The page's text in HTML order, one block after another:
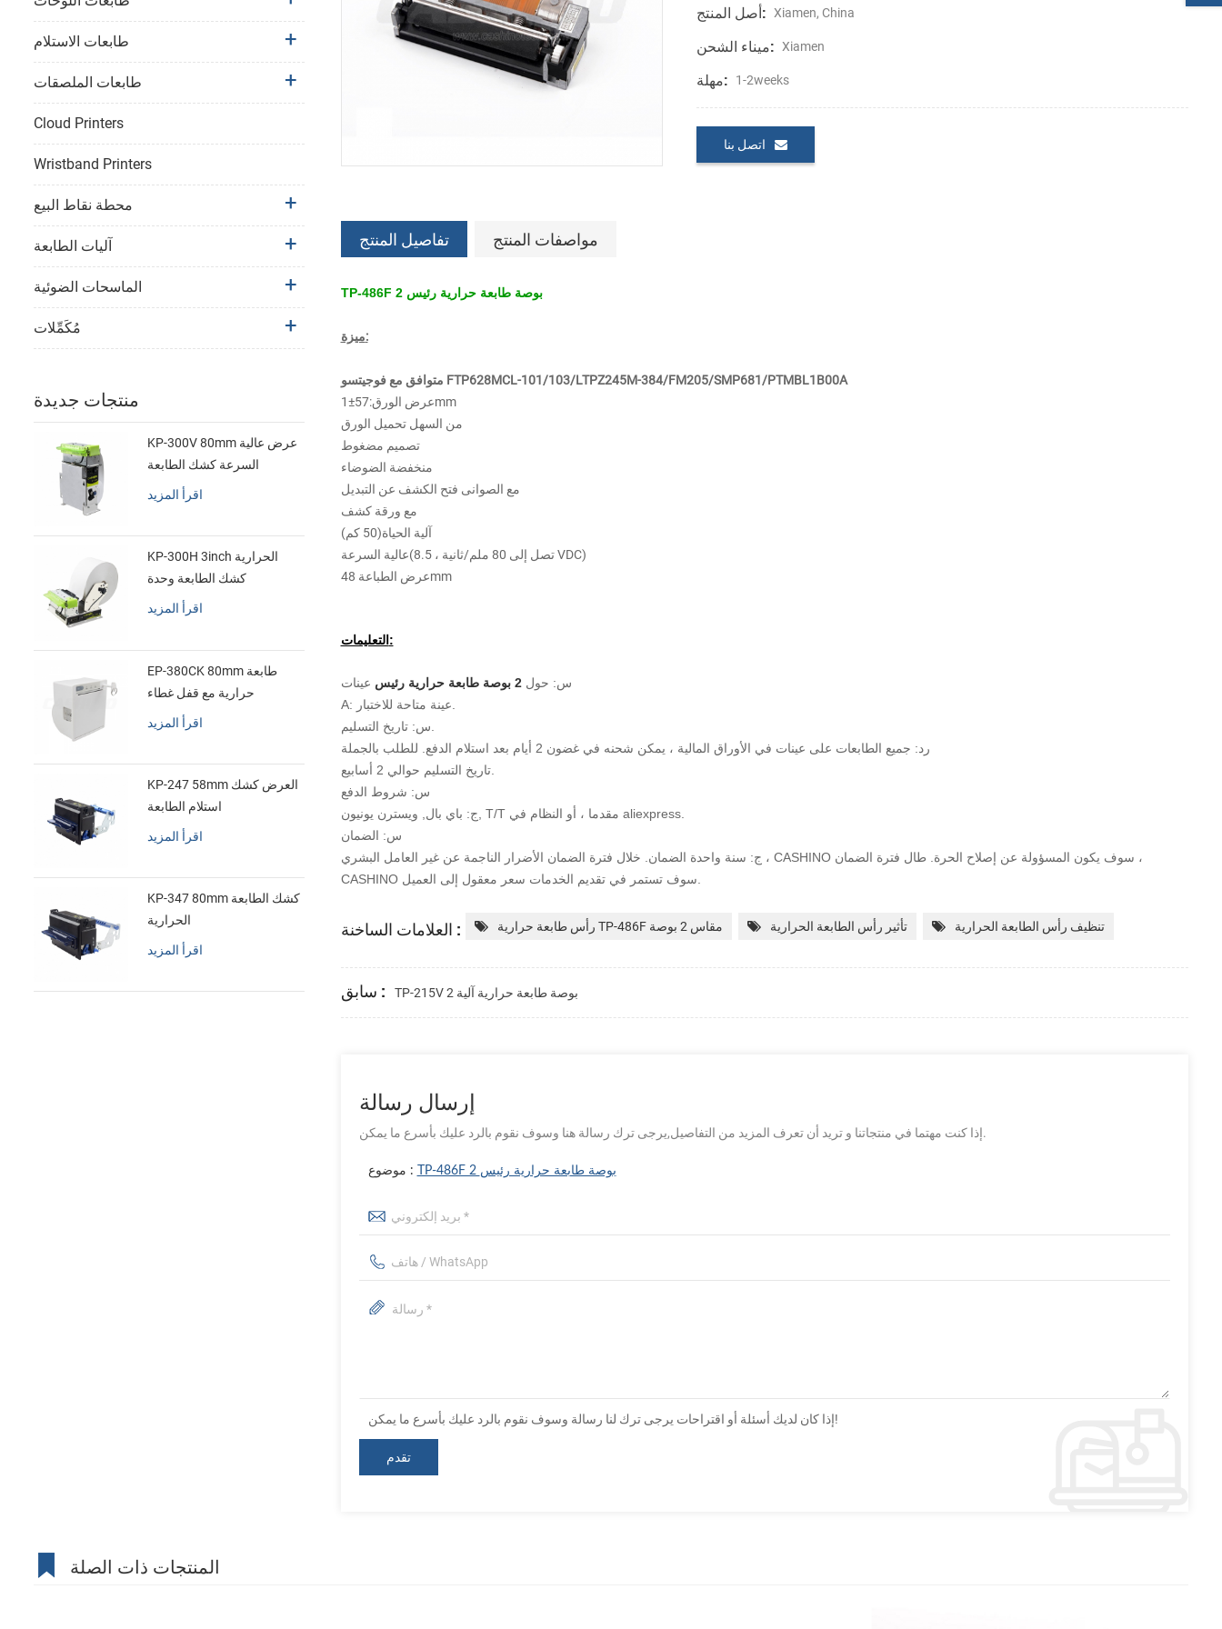
أصل المنتج: Xiamen, China
ميناء الشحن: Xiamen
مهلة: 1-2weeks
اتصل بنا
تفاصيل المنتج مواصفات المنتج
TP-486F 2 بوصة طابعة حرارية رئيس
ميزة:
متوافق مع فوجيتسو FTP628MCL-101/103/LTPZ245M-384/FM205/SMP681/PTMBL1B00A
عرض الورق:57±1mm
من السهل تحميل الورق
تصميم مضغوط
منخفضة الضوضاء
مع الصوانى فتح الكشف عن التبديل
مع ورقة كشف
آلية الحياة(50 كم)
عالية السرعة(تصل إلى 80 ملم/ثانية ، 8.5 VDC)
عرض الطباعة 48mm
التعليمات:
س: حول 2 بوصة طابعة حرارية رئيس
عينات
رد: جميع الطابعات على عينات في الأوراق المالية ، يمكن شحنه في غضون 2 أيام بعد استلام الدفع. للطلب بالجملة
تاريخ التسليم حوالي 2 أسابيع.
س: شروط الدفع
ج: باي بال, ويسترن يونيون, T/T مقدما ، أو النظام في aliexpress.
س: الضمان
ج: سنة واحدة الضمان. خلال فترة الضمان الأضرار الناجمة عن غير العامل البشري ، CASHINO سوف يكون المسؤولة عن إصلاح الحرة. طال فترة الضمان ،
CASHINO سوف تستمر في تقديم الخدمات
العلامات الساخنة : رأس طابعة حرارية TP-486F مقاس 2 بوصة تأثير رأس الطابعة الحرارية تنظيف رأس الطابعة الحرارية
سابق : TP-215V 2 بوصة طابعة حرارية آلية
إرسال رسالة
إذا كنت مهتما في منتجاتنا و تريد أن تعرف المزيد من التفاصيل,يرجى ترك رسالة هنا وسوف نقوم بالرد عليك بأسرع ما يمكن.
موضوع : TP-486F 2 بوصة طابعة حرارية رئيس
إذا كان لديك أسئلة أو اقتراحات يرجى ترك لنا رسالة وسوف نقوم بالرد عليك بأسرع ما يمكن!
طابعات الاستلام
طابعات الملصقات
Cloud Printers
Wristband Printers
محطة نقاط البيع
آليات الطابعة
الماسحات الضوئية
مُكَمِّلات
منتجات جديدة
KP-300V 80mm عرض عالية
السرعة كشك الطابعة
الحرارية
اقرأ المزيد
KP-300H 3inch الحرارية
كشك الطابعة وحدة
اقرأ المزيد
EP-380CK 80mm طابعة
حرارية مع قفل غطاء
اقرأ المزيد
KP-247 58mm العرض كشك
استلام الطابعة
اقرأ المزيد
KP-347 80mm كشك الطابعة
الحرارية
اقرأ المزيد
المنتجات ذات الصلة